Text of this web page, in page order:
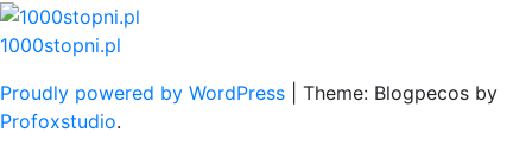
Skip
to
1000stopni.pl
Proudly powered by WordPress
Theme: Blogpecos by
Profoxstudio.